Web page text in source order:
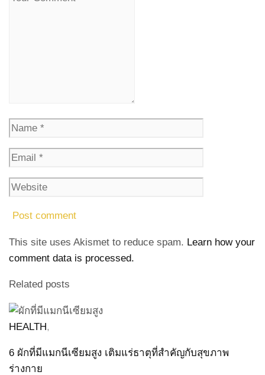
This site uses Akismet to reduce spam. Learn how your
comment data is processed.
Related posts
HEALTH,
6 ผักที่มีแมกนีเซียมสูง เติมแร่ธาตุที่สำคัญกับสุขภาพ
ร่างกาย